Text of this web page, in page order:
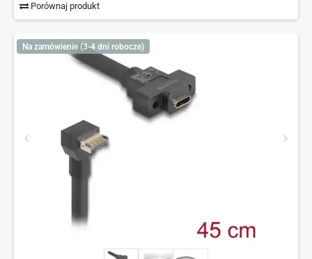
Porównaj produkt
Na zamówienie (3-4 dni robocze)